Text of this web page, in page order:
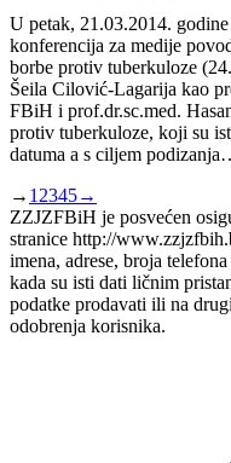
U petak, 21.03.2014.
konferencija za medije
borbe protiv tuberkuloze
Šeila Cilović-Lagarija kao
FBiH i prof.dr.sc.med.
protiv tuberkuloze, koji su
datuma a s ciljem
→ 1 2345→
ZZJZFBiH je posvećen
stranice http://
imena, adrese, broja
kada su isti dati ličnim
podatke prodavati ili na
odobrenja korisnika.